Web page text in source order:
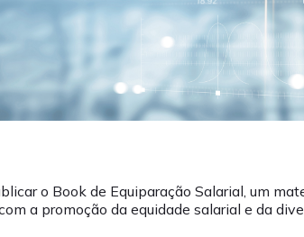
o Book de Equiparação Salarial, um
a promoção da equidade salarial e da